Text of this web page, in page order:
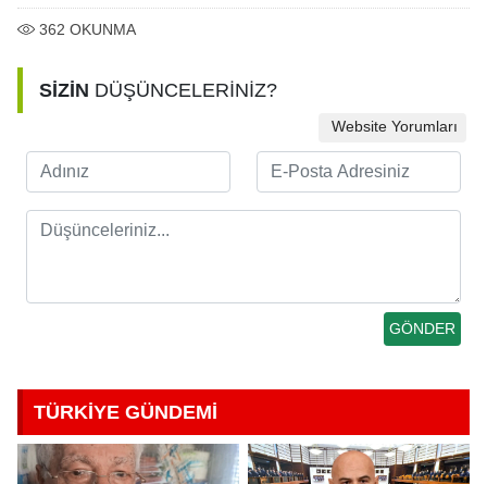
362 OKUNMA
SİZİN DÜŞÜNCELERİNİZ?
Website Yorumları
TÜRKİYE GÜNDEMİ